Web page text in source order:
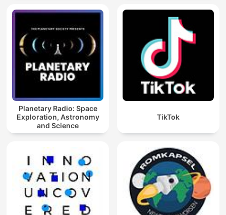
Planetary Radio: Space
Exploration, Astronomy
and Science
TikTok